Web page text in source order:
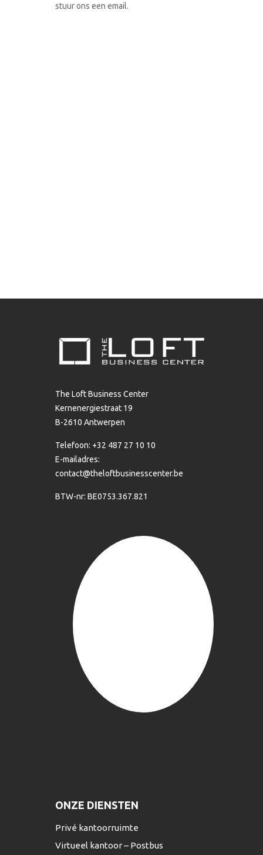
stuur ons een email.
The Loft Business Center
Kernenergiestraat 19
B-2610 Antwerpen
Telefoon: +32 487 27 10 10
E-mailadres:
contact@theloftbusinesscenter.be
BTW-nr: BE0753.367.821
ONZE DIENSTEN
Privé kantoorruimte
Virtueel kantoor – Postbus